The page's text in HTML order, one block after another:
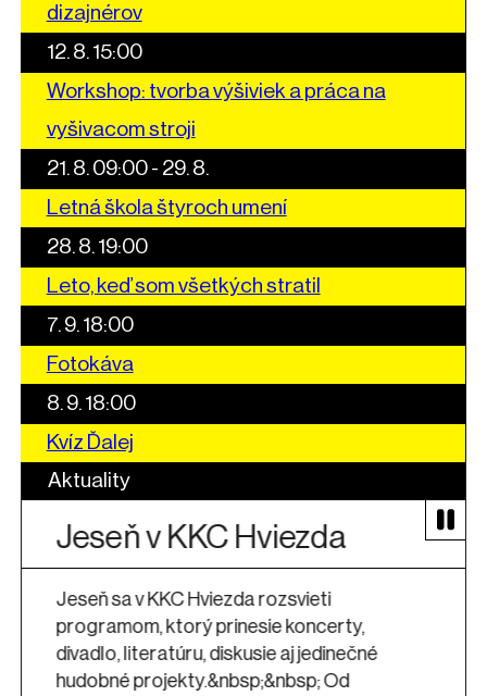
dizajnérov
12. 8. 15:00
Workshop: tvorba výšiviek a práca na
vyšivacom stroji
21. 8. 09:00 - 29. 8.
Letná škola štyroch umení
28. 8. 19:00
Leto, keď som všetkých stratil
7. 9. 18:00
Fotokáva
8. 9. 18:00
Kvíz Ďalej
Aktuality
Jeseň v KKC Hviezda
Jeseň sa v KKC Hviezda rozsvieti
programom, ktorý prinesie koncerty,
divadlo, literatúru, diskusie aj jedinečné
hudobné projekty.&nbsp;&nbsp; Od